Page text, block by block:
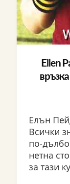
Ellen
Елън
Всички
по-
нетна
за тази